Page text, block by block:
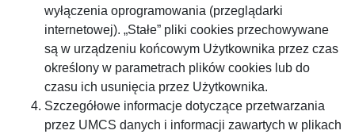
wyłączenia oprogramowania (przeglądarki
internetowej). „Stałe” pliki cookies przechowywane
są w urządzeniu końcowym Użytkownika przez czas
określony w parametrach plików cookies lub do
czasu ich usunięcia przez Użytkownika.
Szczegółowe informacje dotyczące przetwarzania
przez UMCS danych i informacji zawartych w plikach